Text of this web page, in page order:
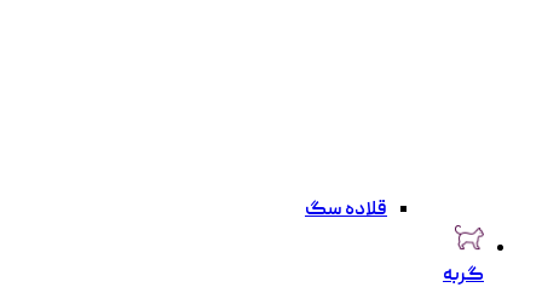
قلاده سگ
گربه